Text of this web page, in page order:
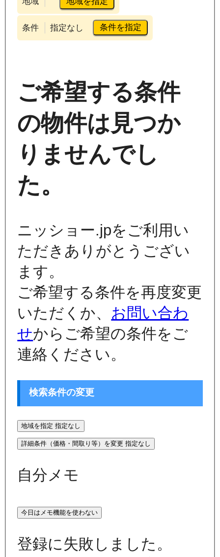
条件 指定なし 条件を指定
ご希望する条件
の物件は見つか
りませんでし
た。
ニッショー.jpをご利用い
ただきありがとうござい
ます。
ご希望する条件を再度変更
いただくか、 お問い合わ
せからご希望の条件をご
連絡ください。
検索条件の変更
地域を指定 指定なし
詳細条件（価格・間取り等）を変更 指定なし
自分メモ
今日はメモ機能を使わない
登録に失敗しました。